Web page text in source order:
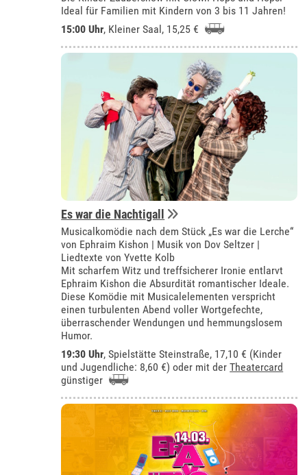
Ideal für Familien mit Kindern von 3 bis 11 Jahren!
15:00 Uhr, Kleiner Saal, 15,25 €
Es war die Nachtigall
Musicalkomödie nach dem Stück „Es war die Lerche“
von Ephraim Kishon | Musik von Dov Seltzer |
Liedtexte von Yvette Kolb
Mit scharfem Witz und treffsicherer Ironie entlarvt
Ephraim Kishon die Absurdität romantischer Ideale.
Diese Komödie mit Musicalelementen verspricht
einen turbulenten Abend voller Wortgefechte,
überraschender Wendungen und hemmungslosem
Humor.
19:30 Uhr, Spielstätte Steinstraße, 17,10 € (Kinder
und Jugendliche: 8,60 €) oder mit derTheatercard
günstiger